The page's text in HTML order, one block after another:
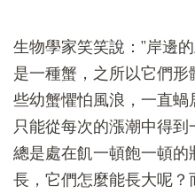
生物學家笑笑說：”岸邊
是一種蟹，之所以它們
些幼蟹懼怕風浪，一直
只能從每次的漲潮中得
總是處在飢一頓飽一頓
長，它們怎麼能長大呢